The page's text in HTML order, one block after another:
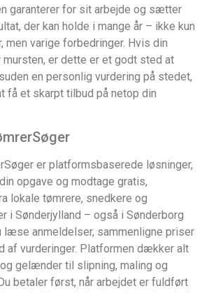
garanterer for sit arbejde og sætter
der kan holde i mange år – ikke kun
men varige forbedringer. Hvis din
er dette er et godt sted at
en personlig vurdering på stedet,
få et skarpt tilbud på netop din
er platformsbaserede løsninger,
opgave og modtage gratis,
lokale tømrere, snedkere og
i Sønderjylland – også i Sønderborg
læse anmeldelser, sammenligne priser
af vurderinger. Platformen dækker alt
gelænder til slipning, maling og
betaler først, når arbejdet er fuldført